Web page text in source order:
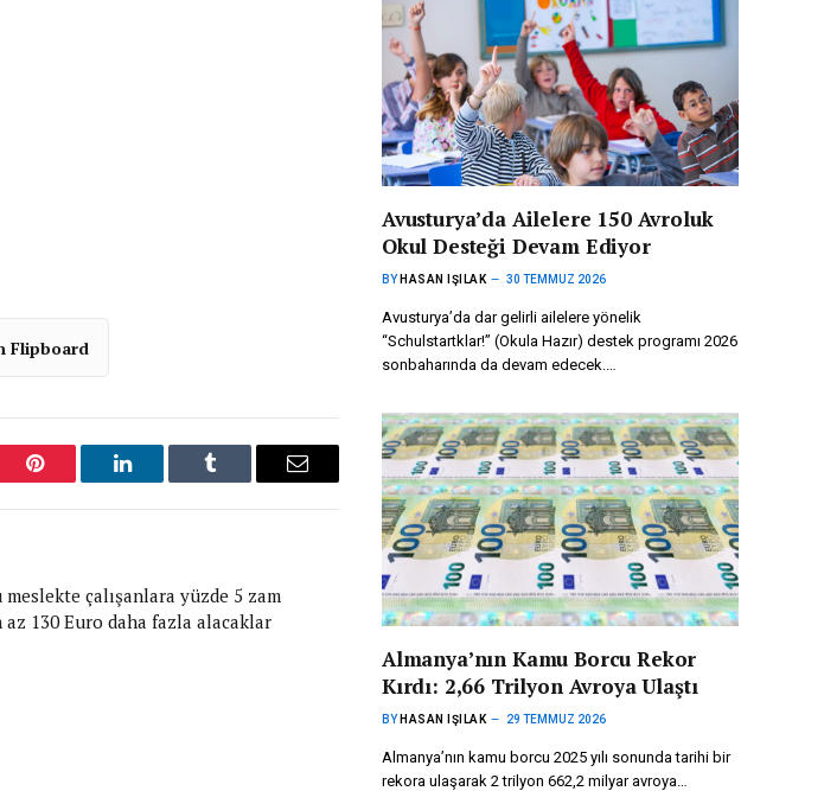
Flipboard
Pinterest LinkedIn Tumblr Email
meslekte çalışanlara yüzde 5 zam
az 130 Euro daha fazla alacaklar
Avusturya’da Ailelere 150 Avroluk
Okul Desteği Devam Ediyor
BY HASAN IŞILAK 30 TEMMUZ 2026
Avusturya’da dar gelirli ailelere yönelik
“Schulstartklar!” (Okula Hazır) destek programı 2026
sonbaharında da devam edecek.…
Almanya’nın Kamu Borcu Rekor
Kırdı: 2,66 Trilyon Avroya Ulaştı
BY HASAN IŞILAK 29 TEMMUZ 2026
Almanya’nın kamu borcu 2025 yılı sonunda tarihi bir
rekora ulaşarak 2 trilyon 662,2 milyar avroya…